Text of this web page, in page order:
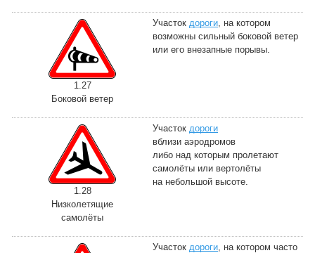
1.27
Боковой ветер
Участок дороги, на котором
возможны сильный боковой ветер
или его внезапные порывы.
1.28
Низколетящие
самолёты
Участок дороги
вблизи аэродромов
либо над которым пролетают
самолёты или вертолёты
на небольшой высоте.
Участок дороги, на котором часто